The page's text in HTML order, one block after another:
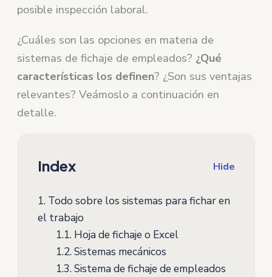
posible inspección laboral.
¿Cuáles son las opciones en materia de
sistemas de fichaje de empleados? ¿Qué
características los definen? ¿Son sus ventajas
relevantes? Veámoslo a continuación en
detalle.
Index Hide
1.Todo sobre los sistemas para fichar en
el trabajo
1.1.Hoja de fichaje o Excel
1.2.Sistemas mecánicos
1.3.Sistema de fichaje de empleados